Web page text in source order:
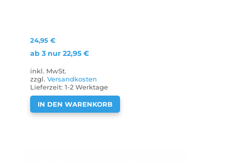
24,95 €
ab 3 nur 22,95 €
inkl. MwSt.
zzgl. Versandkosten
Lieferzeit: 1-2 Werktage
IN DEN WARENKORB